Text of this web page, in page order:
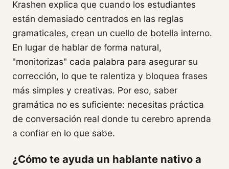
Krashen explica que cuando los estudiantes
están demasiado centrados en las reglas
gramaticales, crean un cuello de botella interno.
En lugar de hablar de forma natural,
"monitorizas" cada palabra para asegurar su
corrección, lo que te ralentiza y bloquea frases
más simples y creativas. Por eso, saber
gramática no es suficiente: necesitas práctica
de conversación real donde tu cerebro aprenda
a confiar en lo que sabe.
¿Cómo te ayuda un hablante nativo a